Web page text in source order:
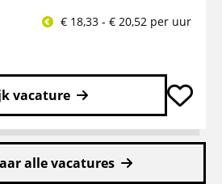
€ 18,33 - € 20,52 per uur
vacature
alle vacatures